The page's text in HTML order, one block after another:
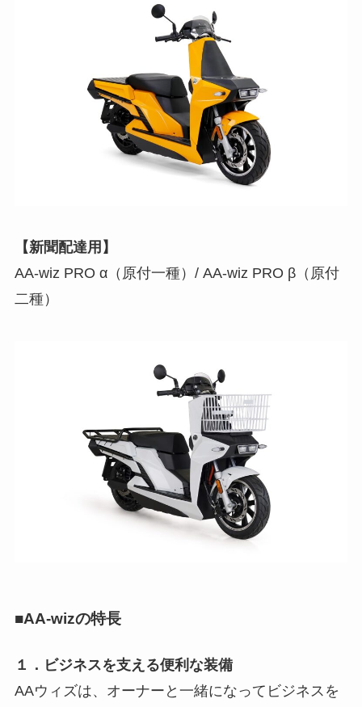
【新聞配達用】
AA-wiz PRO α（原付一種）/ AA-wiz PRO β（原付
二種）
■AA-wizの特長
１．ビジネスを支える便利な装備
AAウィズは、オーナーと一緒になってビジネスを